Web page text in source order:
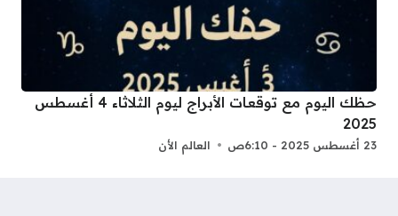
حظك اليوم مع توقعات الأبراج ليوم الثلاثاء 4 أغسطس
2025
23 أغسطس 2025 - 6:10ص العالم الأن